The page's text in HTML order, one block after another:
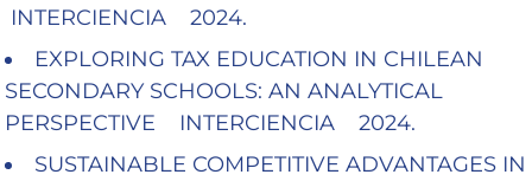
INTERCIENCIA 2024.
EXPLORING TAX EDUCATION IN CHILEAN
SECONDARY SCHOOLS: AN ANALYTICAL
PERSPECTIVE INTERCIENCIA 2024.
SUSTAINABLE COMPETITIVE ADVANTAGES IN